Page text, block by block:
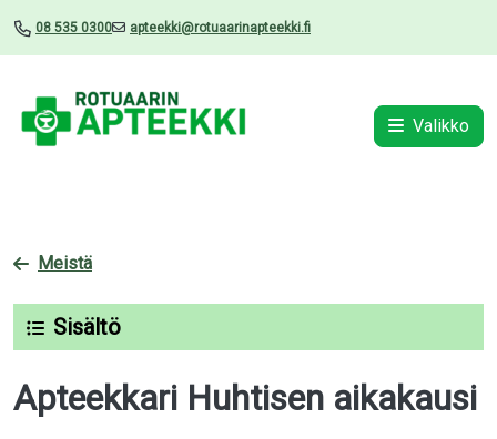
08 535 0300 apteekki@rotuaarinapteekki.fi
Valikko
Meistä
Sisältö
Apteekkari Huhtisen aikakausi